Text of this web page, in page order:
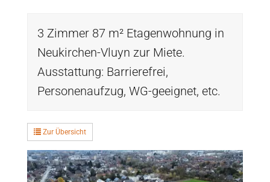
3 Zimmer 87 m² Etagenwohnung in
Neukirchen-Vluyn zur Miete.
Ausstattung: Barrierefrei,
Personenaufzug, WG-geeignet, etc.
Zur Übersicht